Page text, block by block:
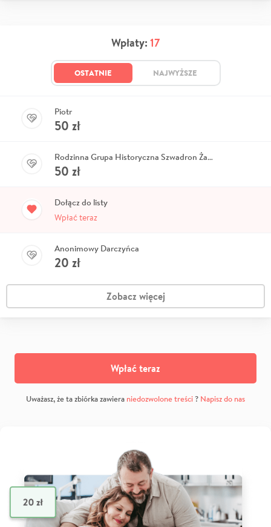
Wpłaty: 17
OSTATNIE NAJWYŻSZE
Piotr
50 zł
Rodzinna Grupa Historyczna Szwadron Żandarmerii
50 zł
Dołącz do listy
Wpłać teraz
Anonimowy Darczyńca
20 zł
Zobacz więcej
Wpłać teraz
Uważasz, że ta zbiórka zawiera niedozwolone treści? Napisz do nas